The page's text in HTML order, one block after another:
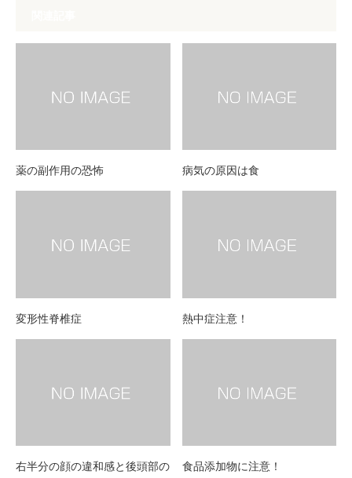
薬の副作用の恐怖 病気の原因は食
変形性脊椎症 熱中症注意！
右半分の顔の違和感と後頭部の
食品添加物に注意！